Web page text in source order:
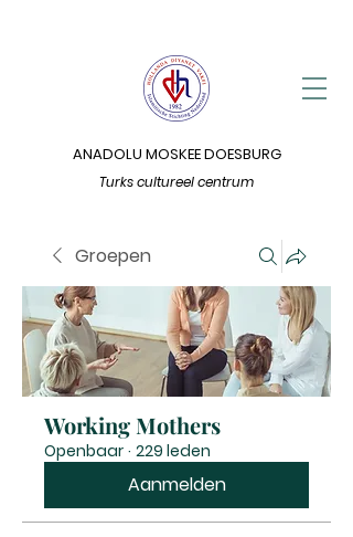
Turks cultureel centrum
ANADOLU MOSKEE DOESBURG
Groepen
Working Mothers
Openbaar · 229 leden
Aanmelden